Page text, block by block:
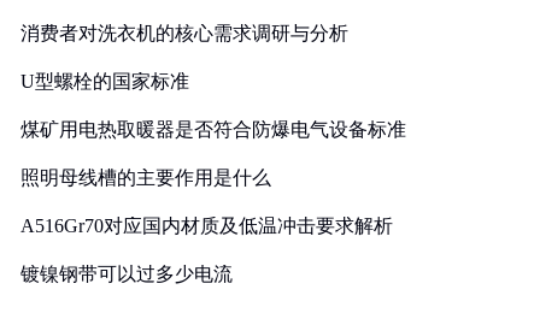
消费者对洗衣机的核心需求调研与分析
U型螺栓的国家标准
煤矿用电热取暖器是否符合防爆电气设备标准
照明母线槽的主要作用是什么
A516Gr70对应国内材质及低温冲击要求解析
镀镍钢带可以过多少电流